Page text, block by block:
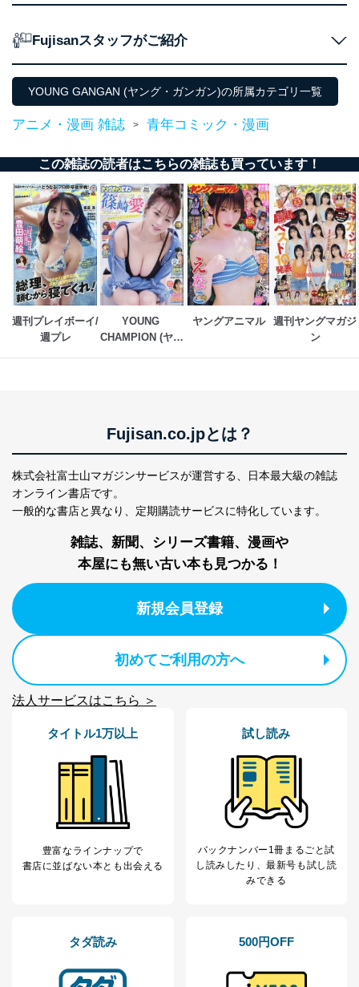
善し、常に最良の状態を維持します。
苦情及び相談受付け窓口
貴殿の個人情報及び当社の個人情報保護マネジメントシ
絡ください。
係
TEL：0570-200-223
FAX：03-5459-7073
e-mail：cs@fujisan.co.jp
改訂：2025年2月20日
制定：2005年4月1日
株式会社富士山マガジンサービス
代表取締役会長 西野 伸一郎
個人情報の取扱いについて
１．個人情報保護管理者
当社は以下の個人情報保護管理者を設置し、個人情報保
株式会社富士山マガジンサービス
田 嘉也
２．利用目的
当社が取り扱う開示対象個人情報の利用目的は次のとお
りです。
ービス等をご利用
商品代金回収のため
ス、キャンペーン等の広告の案内
のため
個人が特定できない形で取得した
閲覧履歴や購買履歴等の情報を分
析して、趣味・嗜好に
いただいた方の個
人情報
処、オペレーター教育など応対品
3
Aサービス利用者
カスタマーQ＆Aサイトの投稿内容
ｅメール等によるカスタマーQ＆A
ｅメール等による商品、サービ
ス、キャンペーン等の広告に関す
当社の従業者の個
人事、総務などの雇用管理等のた
パートナー（提携
購入商品配送のため
Fujisanスタッフがご紹介
YOUNG GANGAN (ヤング・ガンガン)の所属カテゴリ一覧
アニメ・漫画 雑誌 > 青年コミック・漫画
この雑誌の読者はこちらの雑誌も買っています！
週刊プレイボーイ/
週プレ
YOUNG
CHAMPION (ヤン
ヤングアニマル
週刊ヤングマガジ
ン
Fujisan.co.jpとは？
株式会社富士山マガジンサービスが運営する、
日本最大級の雑誌
オンライン書店です。
一般的な書店と異なり、 定期購読サービスに特化しています。
雑誌、新聞、シリーズ書籍、漫画や
本屋にも無い古い本も見つかる！
新規会員登録
初めてご利用の方へ
法人サービスはこちら ＞
タイトル1万以上
豊富なラインナップで
書店に並ばない本とも出会える
試し読み
バックナンバー1冊まるごと試
し読み したり、最新号も試し読
みできる
タダ読み 500円OFF